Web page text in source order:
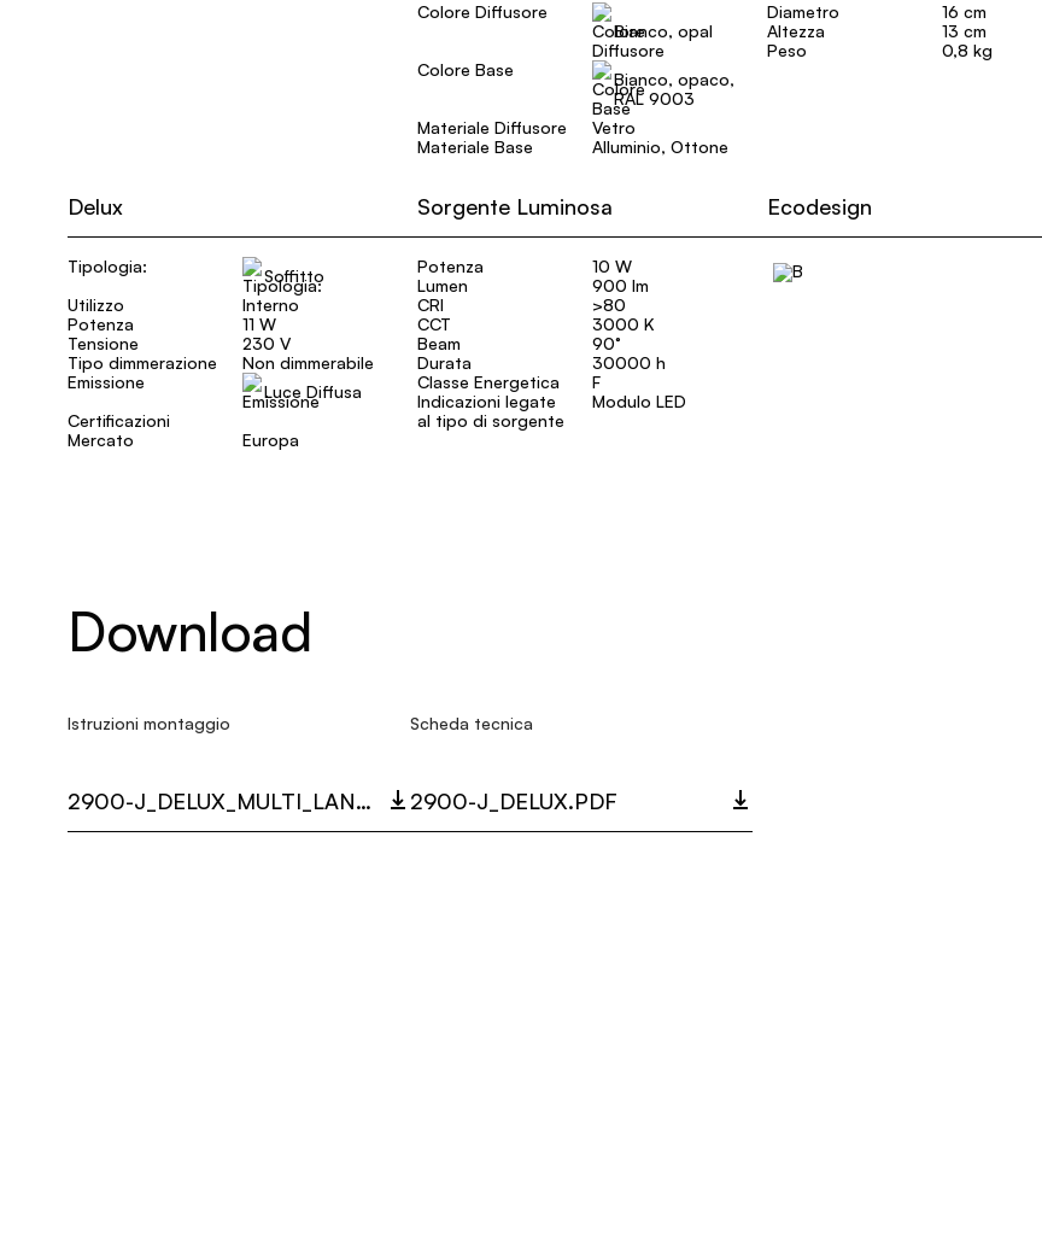
Colore Diffusore
Bianco, opal
Colore Base
Bianco, opaco,
RAL 9003
Materiale Diffusore
Vetro
Materiale Base
Alluminio, Ottone
Diametro
16 cm
Altezza
13 cm
Peso
0,8 kg
Delux
Tipologia:
Soffitto
Utilizzo
Interno
Potenza
11 W
Tensione
230 V
Tipo dimmerazione
Non dimmerabile
Emissione
Luce Diffusa
Certificazioni
Mercato
Europa
Sorgente Luminosa
Potenza
10 W
Lumen
900 lm
CRI
>80
CCT
3000 K
Beam
90°
Durata
30000 h
Classe Energetica
F
Indicazioni legate
al tipo di sorgente
Modulo LED
Ecodesign
Download
Istruzioni montaggio
2900-J_DELUX_MULTI_LANGUAGE_9495_INST.PDF
Scheda tecnica
2900-J_DELUX.PDF